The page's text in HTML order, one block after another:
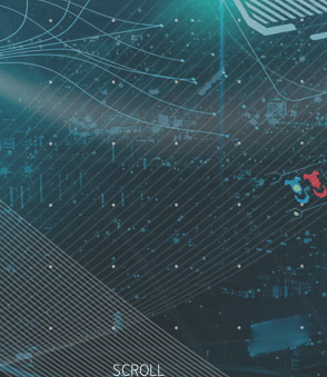
품 및 서비스
SCROLL